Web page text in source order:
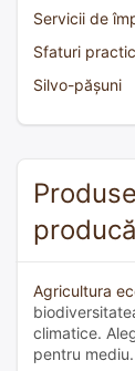
Servicii de
Sfaturi
Silvo-pășuni
Agricultura
climatice.
pentru mediu.